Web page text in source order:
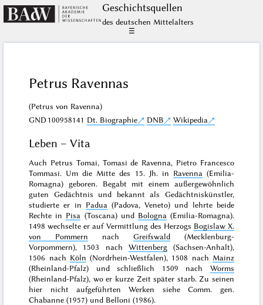
Geschichts­quellen
des deutschen Mittelalters
☰
Petrus Ravennas
(Petrus von Ravenna)
GND100958141 Dt. Biographie DNB Wikipedia
Leben – Vita
Auch Petrus Tomai, Tomasi de Ravenna, Pietro Francesco
Tommasi. Um die Mitte des 15. Jh. in Ravenna (Emilia-
Romagna) geboren. Begabt mit einem außergewöhnlich
guten Gedächtnis und bekannt als Gedächtniskünstler,
studierte er in Padua (Padova, Veneto) und lehrte beide
Rechte in Pisa (Toscana) und Bologna (Emilia-Romagna).
1498 wechselte er auf Vermittlung des Herzogs Bogislaw X.
von Pommern nach Greifswald(Mecklenburg-
Vorpommern), 1503 nach Wittenberg(Sachsen-Anhalt),
1506 nach Köln (Nordrhein-Westfalen), 1508 nach Mainz
(Rheinland-Pfalz) und schließlich 1509 nach Worms
(Rheinland-Pfalz), wo er kurze Zeit später starb. Zu seinen
hier nicht aufgeführten Werken siehe Comm. gen.
Chabanne (1957) und Belloni (1986).